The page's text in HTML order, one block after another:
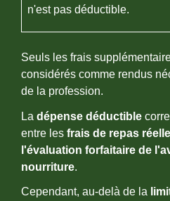
n'est pas déductible.
Seuls les frais
considérés comme rendus
de la profession.
La dépense déductible
entre les frais de repas
l'évaluation forfaitaire de
nourriture.
Cependant, au-delà de la